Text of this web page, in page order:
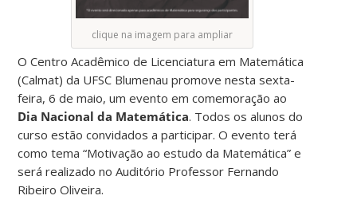
clique na imagem para ampliar
O Centro Acadêmico de Licenciatura em Matemática
(Calmat) da UFSC Blumenau promove nesta sexta-
feira, 6 de maio, um evento em comemoração ao
Dia Nacional da Matemática. Todos os alunos do
curso estão convidados a participar. O evento terá
como tema “Motivação ao estudo da Matemática” e
será realizado no Auditório Professor Fernando
Ribeiro Oliveira.